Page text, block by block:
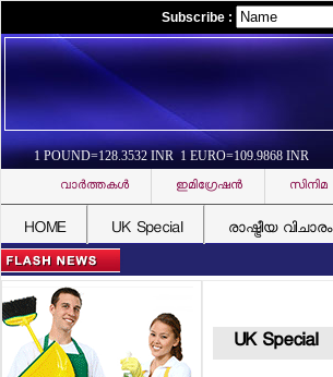
Subscribe :
1 POUND=128.3532 INR 1 EURO=109.9868 INR
വാര്‍ത്തകള്‍ ഇമിഗ്രേഷന്‍ സിനിമ
HOME UK Special രാഷ്ട്രീയ വിചാരം
UK Special